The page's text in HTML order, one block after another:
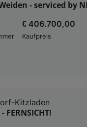
- serviced by
€ 406.700,00
Kaufpreis
Kitzladen
FERNSICHT!